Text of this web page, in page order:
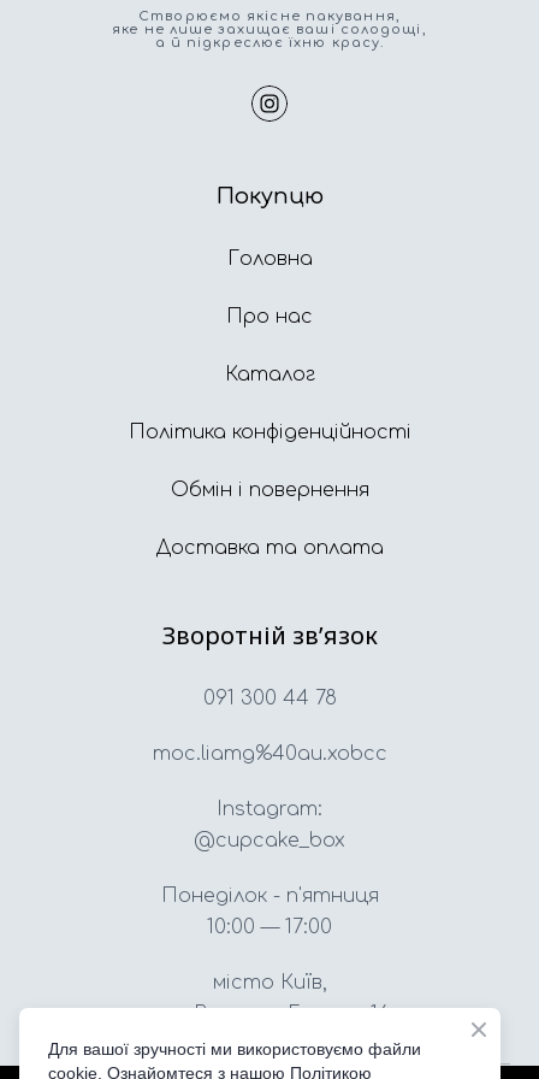
Cтворюємо якісне пакування,
яке не лише захищає ваші солодощі,
а й підкреслює їхню красу.
Покупцю
Головна
Про нас
Каталог
Політика конфіденційності
Обмін і повернення
Доставка та оплата
Зворотній звʼязок
091 300 44 78
moc.liamg%40au.xobcc
Instagram:
@cupcake_box
Понеділок - п'ятниця
10:00 — 17:00
місто Київ,
вул. Вацлава Гавела, 16
Для вашої зручності ми використовуємо файли
cookie. Ознайомтеся з нашою Політикою